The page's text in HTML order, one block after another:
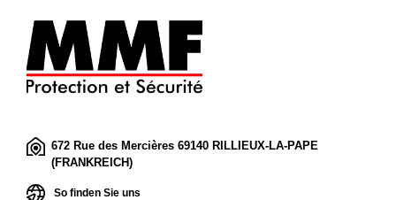
672 Rue des Mercières 69140 RILLIEUX-LA-PAPE
(FRANKREICH)
So finden Sie uns